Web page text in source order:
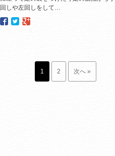
回しや左回しをして…
1 2 次へ »